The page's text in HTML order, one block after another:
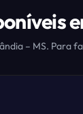
– MS. Para